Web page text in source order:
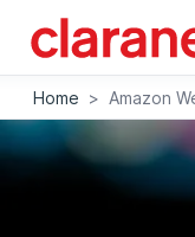
Home > Amazon